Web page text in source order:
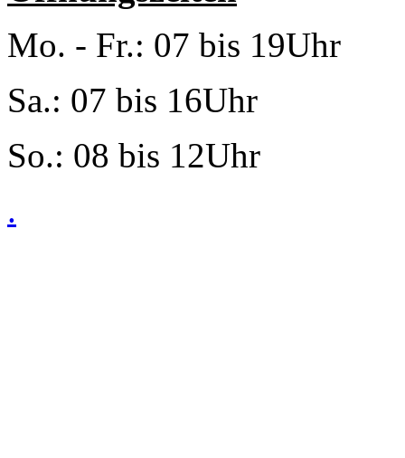
Mo. - Fr.: 07 bis 19Uhr
Sa.: 07 bis 16Uhr
So.: 08 bis 12Uhr
.